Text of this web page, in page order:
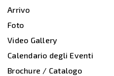
Arrivo
Foto
Video Gallery
Calendario degli Eventi
Brochure / Catalogo